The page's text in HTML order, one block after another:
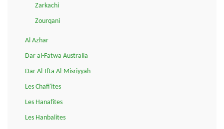
Zarkachi
Zourqani
Al Azhar
Dar al-Fatwa Australia
Dar Al-Ifta Al-Misriyyah
Les Chafi'ites
Les Hanafites
Les Hanbalites